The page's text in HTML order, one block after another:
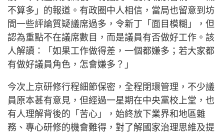
不算多」的報道。有政圈中人相信，當局也留意到坊
間一些評論質疑議席過多，令新丁「面目模糊」，但
認為重點不在議席數目，而是議員有否做好工作。該
人解讀：「如果工作做得差，一個都嫌多；若大家都
有做好議員角色，怎會嫌多？」
今次上京研修行程細節保密，全程閉環管理，不少議
員原本甚有意見，但經過一星期在中央黨校上堂，也
有人理解背後的「苦心」，始終放下業界和地區雜
務、專心研修的機會難得，對了解國家治理思維及提